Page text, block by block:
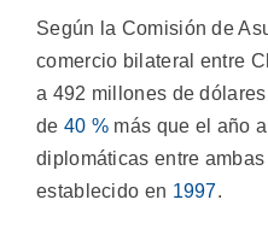
Según la Comisión de
comercio bilateral entre
a 492 millones de
de 40 % más que el año
diplomáticas entre
establecido en 1997.